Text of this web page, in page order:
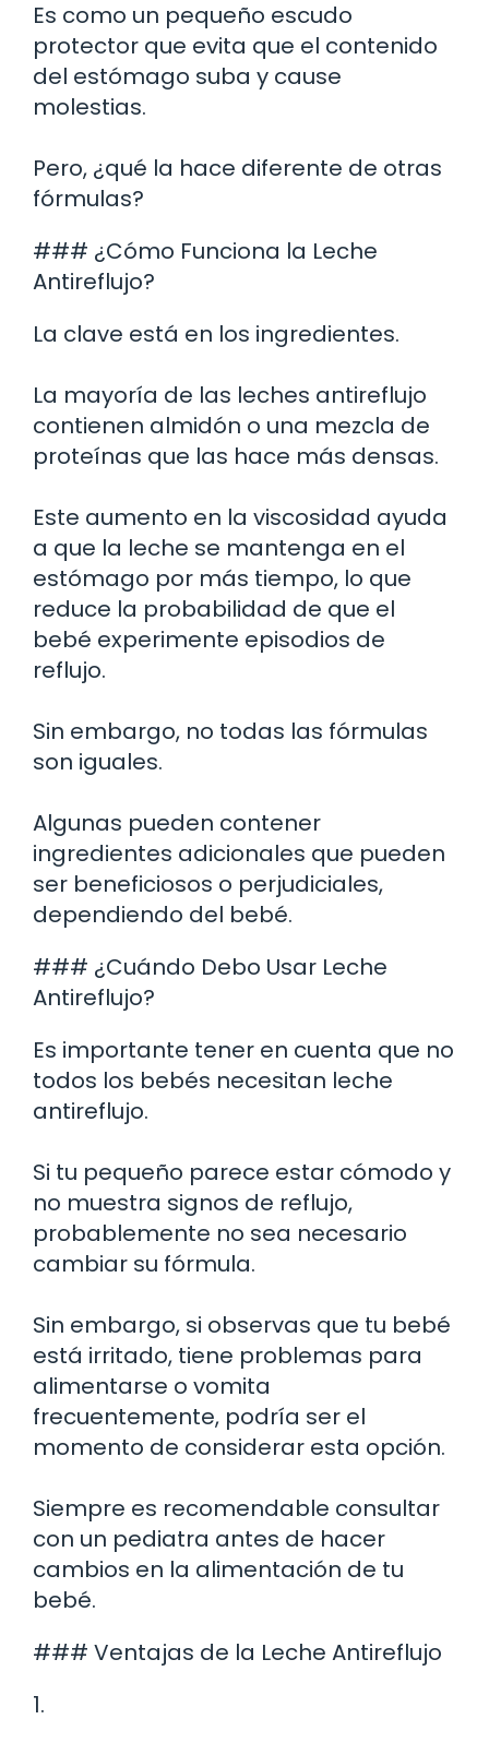
Es como un pequeño escudo
protector que evita que el contenido
del estómago suba y cause
molestias.
Pero, ¿qué la hace diferente de otras
fórmulas?
### ¿Cómo Funciona la Leche
Antireflujo?
La clave está en los ingredientes.
La mayoría de las leches antireflujo
contienen almidón o una mezcla de
proteínas que las hace más densas.
Este aumento en la viscosidad ayuda
a que la leche se mantenga en el
estómago por más tiempo, lo que
reduce la probabilidad de que el
bebé experimente episodios de
reflujo.
Sin embargo, no todas las fórmulas
son iguales.
Algunas pueden contener
ingredientes adicionales que pueden
ser beneficiosos o perjudiciales,
dependiendo del bebé.
### ¿Cuándo Debo Usar Leche
Antireflujo?
Es importante tener en cuenta que no
todos los bebés necesitan leche
antireflujo.
Si tu pequeño parece estar cómodo y
no muestra signos de reflujo,
probablemente no sea necesario
cambiar su fórmula.
Sin embargo, si observas que tu bebé
está irritado, tiene problemas para
alimentarse o vomita
frecuentemente, podría ser el
momento de considerar esta opción.
Siempre es recomendable consultar
con un pediatra antes de hacer
cambios en la alimentación de tu
bebé.
### Ventajas de la Leche Antireflujo
1.